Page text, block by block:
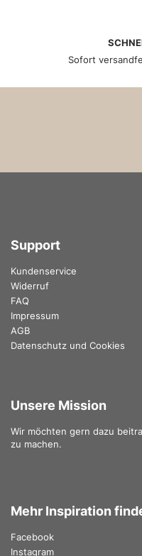
Sofort
Support
Kundenservice
Widerruf
FAQ
Impressum
AGB
Datenschutz und Cookies
Unsere Mission
Wir möchten gern dazu
zu machen.
Mehr Inspiration
Facebook
Instagram